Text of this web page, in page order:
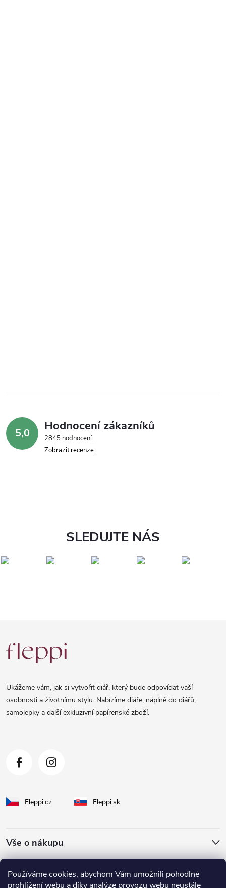
Používáme cookies, abychom Vám umožnili pohodlné
prohlížení webu a díky analýze provozu webu neustále
5,0 Hodnocení zákazníků
2845 hodnocení
Zobrazit recenze
SLEDUJTE NÁS
á
Ukážeme vám, jak si vytvořit diář, který bude odpovídat vaší
osobnosti a životnímu stylu. Nabízíme diáře, náplně do diářů,
samolepky a další exkluzivní papírenské zboží.
Fleppi.cz Fleppi.sk
Vše o nákupu
O Fleppi